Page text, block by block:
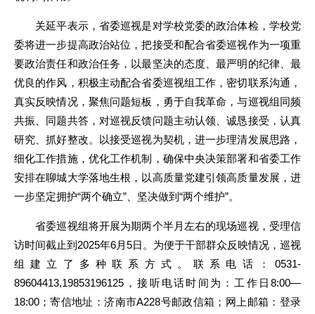
关延平表示，省委巡视是对学校党委的政治体检，学校党
委将进一步提高政治站位，把接受和配合省委巡视作为一项重
要政治责任和政治任务，以最坚决的态度、最严明的纪律、最
优良的作风，积极主动配合省委巡视组工作，密切联系沟通，
真实反映情况，聚焦问题短板，勇于自我革命，与巡视组同频
共振、同题共答，对巡视反馈问题主动认领、诚恳接受，认真
研究、抓好整改。以接受巡视为契机，进一步理清发展思路，
细化工作措施，优化工作机制，确保中央决策部署和省委工作
安排在聊城大学落地生根，以高质量党建引领高质量发展，进
一步坚定拥护“两个确立”、坚决做到“两个维护”。
省委巡视组将开展为期两个半月左右的现场巡视，受理信
访时间截止到2025年6月5日。为便于干部群众反映情况，巡视
组建立了多种联系方式。联系电话：0531-
89604413,19853196125，接听电话时间为：工作日8:00—
18:00；寄信地址：济南市A228号邮政信箱；网上邮箱：登录